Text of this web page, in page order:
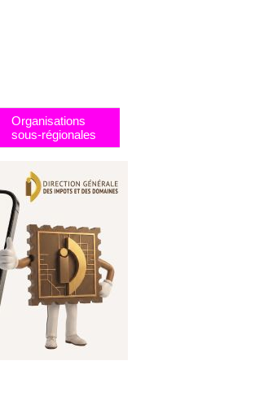
Organisations
sous-régionales